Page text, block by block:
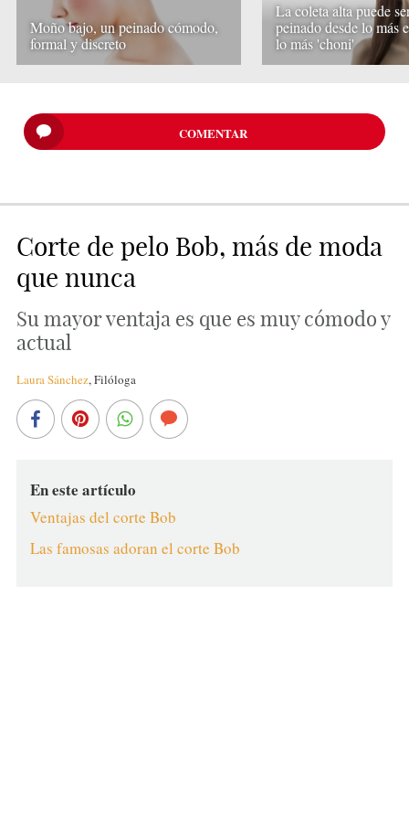
Moño bajo, un peinado cómodo,
formal y discreto
La coleta alta puede
peinado desde lo más
lo más 'choni'
COMENTAR
Corte de pelo Bob, más de moda
que nunca
Su mayor ventaja es que es muy cómodo y
actual
Laura Sánchez,Filóloga
En este artículo
Ventajas del corte Bob
Las famosas adoran el corte Bob